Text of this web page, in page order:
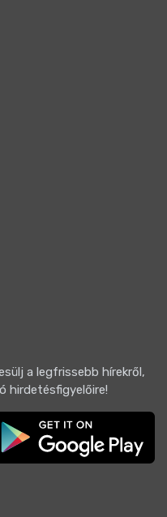
a legfrissebb hírekről,
hirdetésfigyelőire!